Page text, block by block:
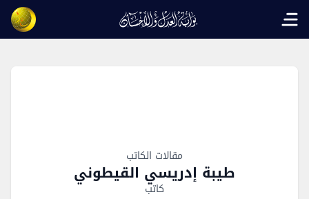
Open main menu
مقالات الكاتب
طيبة إدريسي القيطوني
كاتب